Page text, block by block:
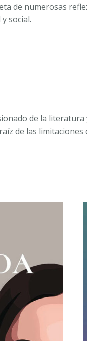
de numerosas
social.
de la
de las limitaciones